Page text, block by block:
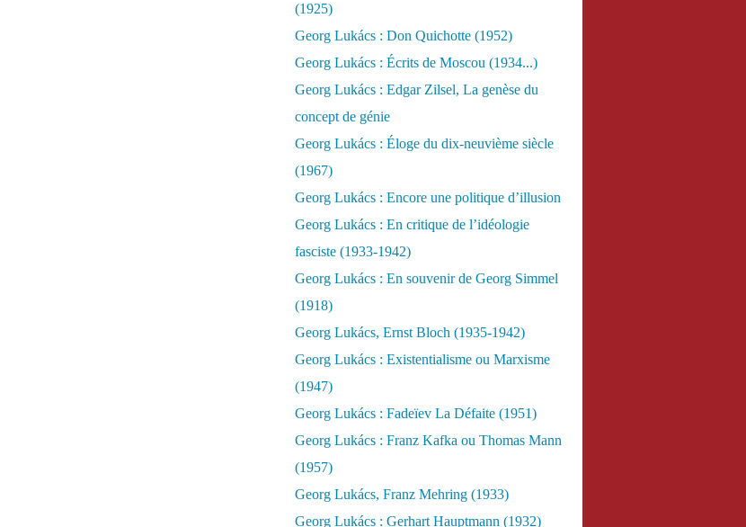
(1925)
Georg Lukács : Don Quichotte (1952)
Georg Lukács : Écrits de Moscou (1934...)
Georg Lukács : Edgar Zilsel, La genèse du
concept de génie
Georg Lukács : Éloge du dix-neuvième siècle
(1967)
Georg Lukács : Encore une politique d’illusion
Georg Lukács : En critique de l’idéologie
fasciste (1933-1942)
Georg Lukács : En souvenir de Georg Simmel
(1918)
Georg Lukács, Ernst Bloch (1935-1942)
Georg Lukács : Existentialisme ou Marxisme
(1947)
Georg Lukács : Fadeïev La Défaite (1951)
Georg Lukács : Franz Kafka ou Thomas Mann
(1957)
Georg Lukács, Franz Mehring (1933)
Georg Lukács : Gerhart Hauptmann (1932)